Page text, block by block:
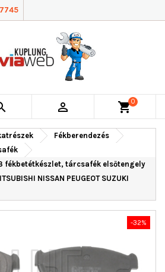
 shopping_cart0
Fékberendezés
fékbetétkészlet, tárcsafék elsőtengely
NISSAN PEUGEOT SUZUKI
-32%